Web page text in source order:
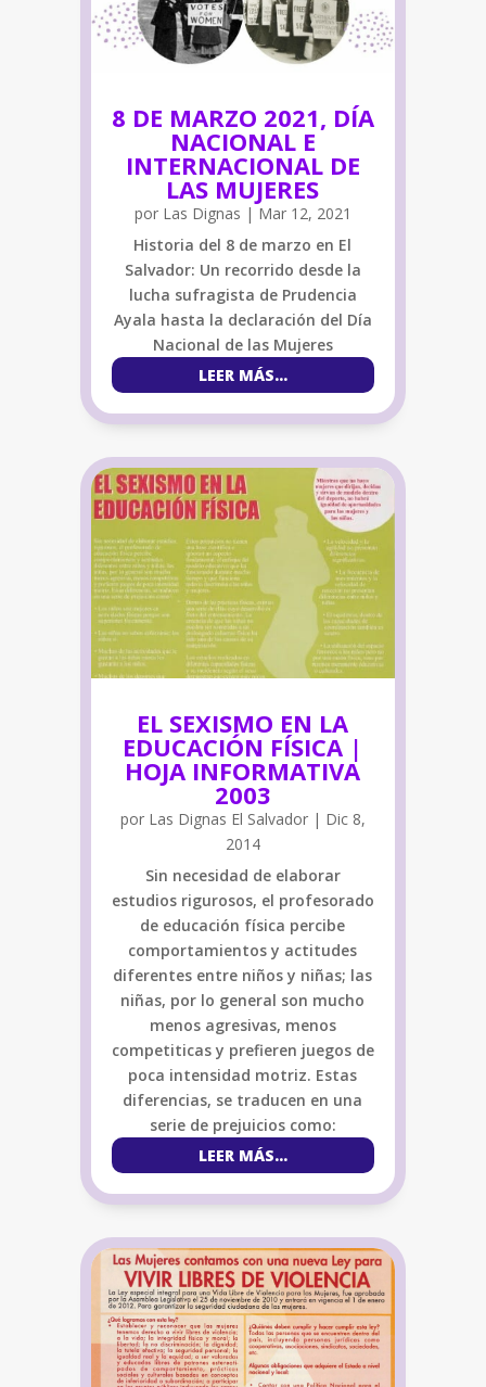
8 DE MARZO 2021, DÍA
NACIONAL E
INTERNACIONAL DE
LAS MUJERES
por Las Dignas | Mar 12, 2021
Historia del 8 de marzo en El
Salvador: Un recorrido desde la
lucha sufragista de Prudencia
Ayala hasta la declaración del Día
Nacional de las Mujeres
LEER MÁS...
EL SEXISMO EN LA
EDUCACIÓN FÍSICA |
HOJA INFORMATIVA
2003
por Las Dignas El Salvador| Dic 8,
2014
Sin necesidad de elaborar
estudios rigurosos, el profesorado
de educación física percibe
comportamientos y actitudes
diferentes entre niños y niñas; las
niñas, por lo general son mucho
menos agresivas, menos
competiticas y prefieren juegos de
poca intensidad motriz. Estas
diferencias, se traducen en una
serie de prejuicios como:
LEER MÁS...